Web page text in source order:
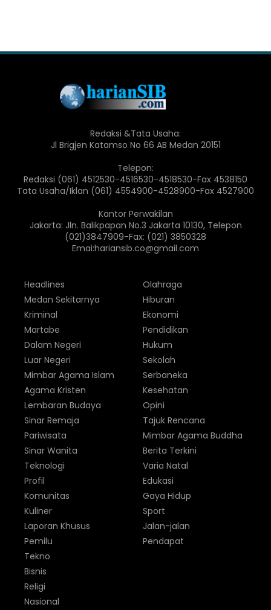
Redaksi &Tata Usaha:
Jl Brigjen Katamso No 66 AB Medan 20151
Telepon:
Redaksi (061) 4512530-4516530-4518530-Fax 4538150
Tata Usaha/Iklan (061) 4554900-4528900-Fax 4527900
Kantor Perwakilan
Jakarta: Jln. Balikpapan No.3 Jakarta 10130, Telepon
(021)3847909-Fax: (021) 3850328
Emai:hariansib.co@gmail.com
Headlines
Medan Sekitarnya
Kriminal
Martabe
Dalam Negeri
Luar Negeri
Olahraga
Hiburan
Ekonomi
Pendidikan
Hukum
Sekolah
Mimbar Agama Islam
Agama Kristen
Lembaran Budaya
Sinar Remaja
Pariwisata
Sinar Wanita
Serbaneka
Kesehatan
Opini
Tajuk Rencana
Mimbar Agama Buddha
Berita Terkini
Teknologi
Profil
Komunitas
Kuliner
Laporan Khusus
Pemilu
Varia Natal
Edukasi
Gaya Hidup
Sport
Jalan-jalan
Pendapat
Tekno
Bisnis
Religi
Nasional